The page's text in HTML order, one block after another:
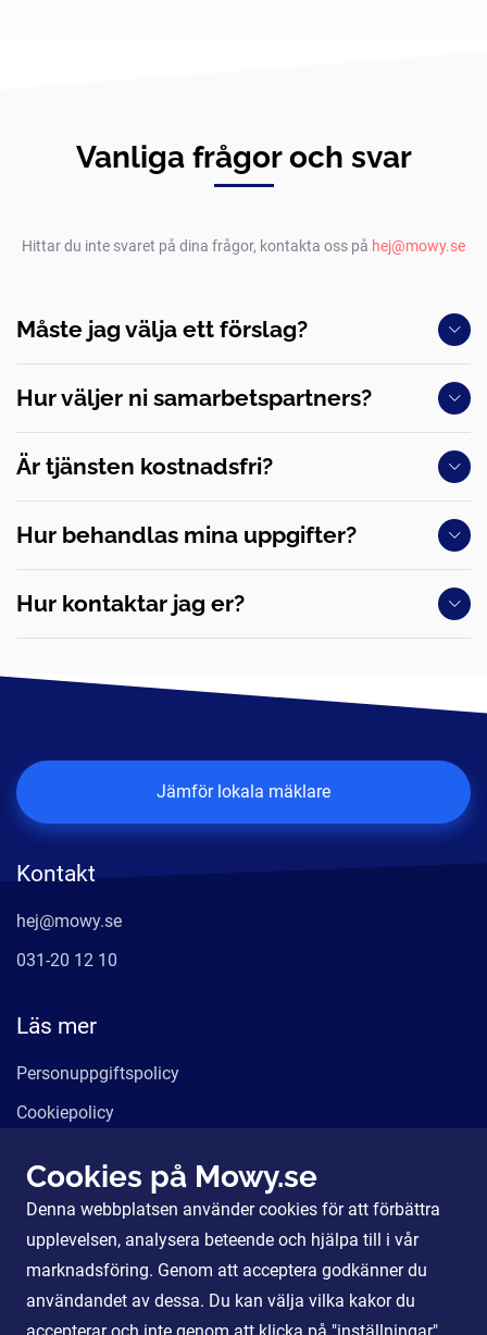
Vanliga frågor och svar
Hittar du inte svaret på dina frågor, kontakta oss på hej@mowy.se
Måste jag välja ett förslag?
Hur väljer ni samarbetspartners?
Är tjänsten kostnadsfri?
Hur behandlas mina uppgifter?
Hur kontaktar jag er?
Kontakt
hej@mowy.se
031-20 12 10
Läs mer
Personuppgiftspolicy
Cookiepolicy
Våra tjänster
För Partners
Jämför lokala mäklare
Cookies på Mowy.se
Denna webbplatsen använder cookies för att förbättra
upplevelsen, analysera beteende och hjälpa till i vår
marknadsföring. Genom att acceptera godkänner du
användandet av dessa. Du kan välja vilka kakor du